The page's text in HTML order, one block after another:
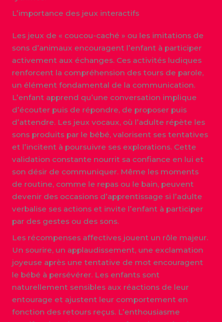
L’importance des jeux interactifs
Les jeux de « coucou-caché » ou les imitations de
sons d’animaux encouragent l’enfant à participer
activement aux échanges. Ces activités ludiques
renforcent la compréhension des tours de parole,
un élément fondamental de la communication.
L’enfant apprend qu’une conversation implique
d’écouter puis de répondre, de proposer puis
d’attendre. Les jeux vocaux, où l’adulte répète les
sons produits par le bébé, valorisent ses tentatives
et l’incitent à poursuivre ses explorations. Cette
validation constante nourrit sa confiance en lui et
son désir de communiquer. Même les moments
de routine, comme le repas ou le bain, peuvent
devenir des occasions d’apprentissage si l’adulte
verbalise ses actions et invite l’enfant à participer
par des gestes ou des sons.
Les récompenses affectives jouent un rôle majeur.
Un sourire, un applaudissement, une exclamation
joyeuse après une tentative de mot encouragent
le bébé à persévérer. Les enfants sont
naturellement sensibles aux réactions de leur
entourage et ajustent leur comportement en
fonction des retours reçus. L’enthousiasme